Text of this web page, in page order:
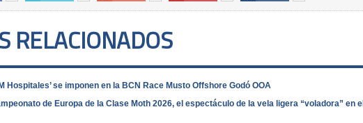
RELACIONADOS
Hospitales’ se imponen en la BCN Race Musto Offshore Godó OOA
de Europa de la Clase Moth 2026, el espectáculo de la vela ligera “voladora” en el